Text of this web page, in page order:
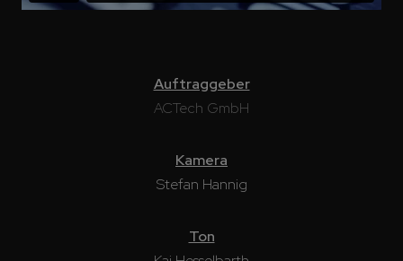
Auftraggeber
ACTech GmbH
Kamera
Stefan Hannig
Ton